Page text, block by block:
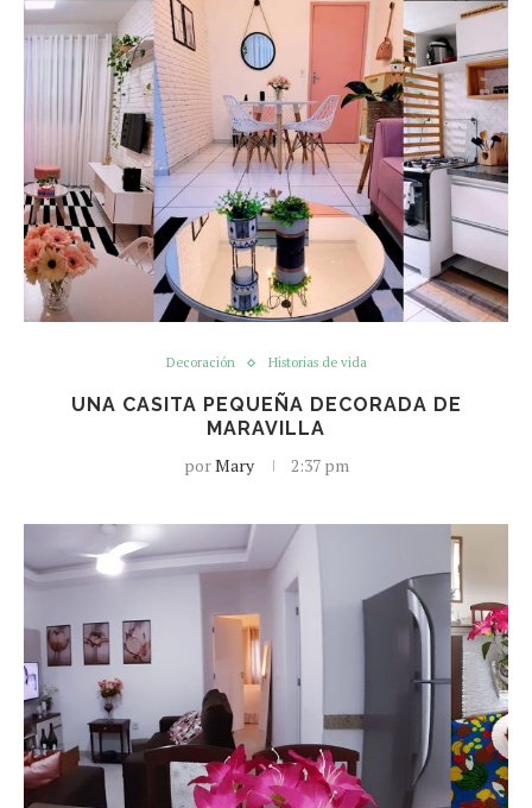
Decoración Historias de vida
UNA CASITA PEQUEÑA DECORADA DE
MARAVILLA
porMary 2:37 pm